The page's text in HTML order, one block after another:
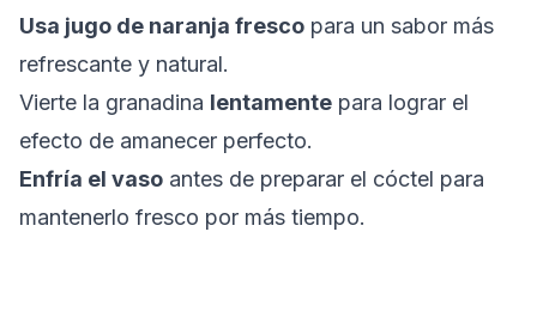
Usa jugo de naranja fresco para un sabor más
refrescante y natural.
Vierte la granadina lentamente para lograr el
efecto de amanecer perfecto.
Enfría el vaso antes de preparar el cóctel para
mantenerlo fresco por más tiempo.